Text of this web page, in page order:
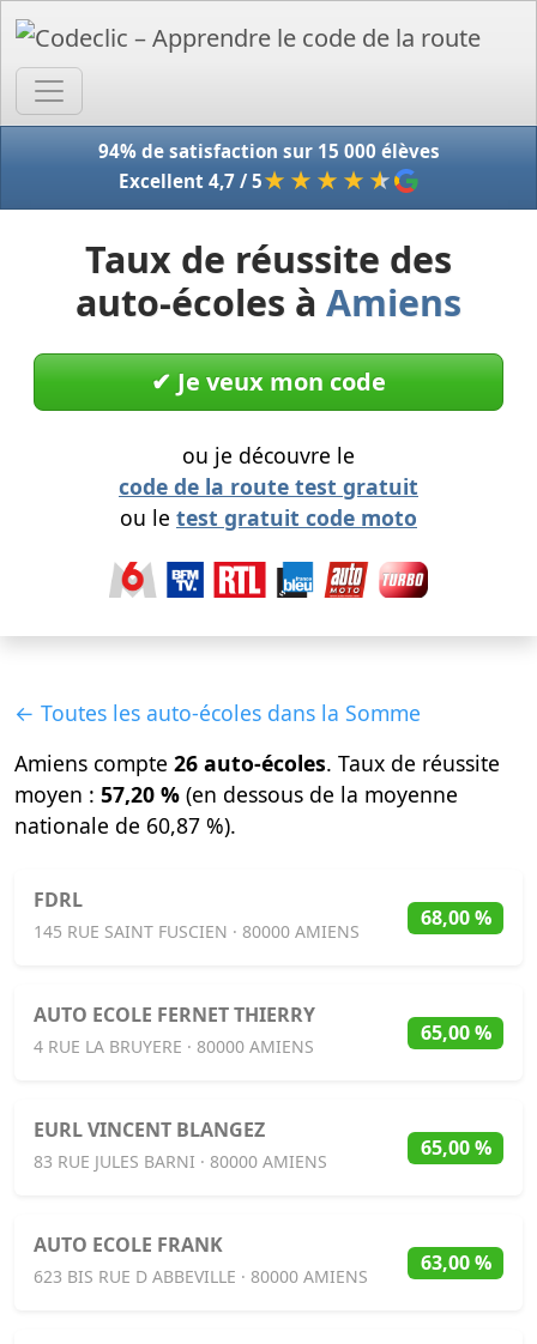
94% de satisfaction sur 15 000 élèves
Excellent 4,7 / 5★★★★ ★
Taux de réussite des
auto-écoles à Amiens
✔︎ Je veux mon code
ou je découvre le
code de la route test gratuit
ou le test gratuit code moto
← Toutes les auto-écoles dans la Somme
Amiens compte 26 auto-écoles. Taux de réussite
moyen : 57,20 % (en dessous de la moyenne
nationale de 60,87 %).
FDRL
145 RUE SAINT FUSCIEN · 80000 AMIENS
68,00 %
AUTO ECOLE FERNET THIERRY
4 RUE LA BRUYERE · 80000 AMIENS
65,00 %
EURL VINCENT BLANGEZ
83 RUE JULES BARNI · 80000 AMIENS
65,00 %
AUTO ECOLE FRANK
623 BIS RUE D ABBEVILLE · 80000 AMIENS
63,00 %